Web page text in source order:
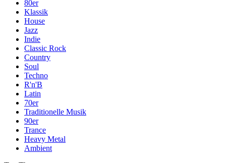
80er
Klassik
House
Jazz
Indie
Classic Rock
Country
Soul
Techno
R'n'B
Latin
70er
Traditionelle Musik
90er
Trance
Heavy Metal
Ambient